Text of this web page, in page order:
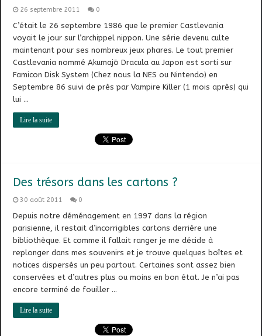
26 septembre 2011 0
C’était le 26 septembre 1986 que le premier Castlevania
voyait le jour sur l’archippel nippon. Une série devenu culte
maintenant pour ses nombreux jeux phares. Le tout premier
Castlevania nommé Akumajō Dracula au Japon est sorti sur
Famicon Disk System (Chez nous la NES ou Nintendo) en
Septembre 86 suivi de près par Vampire Killer (1 mois après) qui
lui …
Lire la suite
Des trésors dans les cartons ?
30 août 2011 0
Depuis notre déménagement en 1997 dans la région
parisienne, il restait d’incorrigibles cartons derrière une
bibliothèque. Et comme il fallait ranger je me décide à
replonger dans mes souvenirs et je trouve quelques boîtes et
notices dispersés un peu partout. Certaines sont assez bien
conservées et d’autres plus ou moins en bon état. Je n’ai pas
encore terminé de fouiller …
Lire la suite